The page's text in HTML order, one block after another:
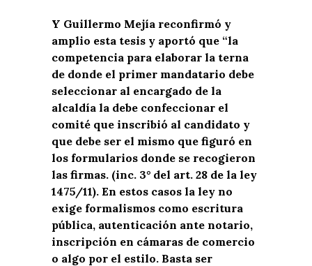
Y Guillermo Mejía reconfirmó y
amplio esta tesis y aportó que “la
competencia para elaborar la terna
de donde el primer mandatario debe
seleccionar al encargado de la
alcaldía la debe confeccionar el
comité que inscribió al candidato y
que debe ser el mismo que figuró en
los formularios donde se recogieron
las firmas. (inc. 3° del art. 28 de la ley
1475/11). En estos casos la ley no
exige formalismos como escritura
pública, autenticación ante notario,
inscripción en cámaras de comercio
o algo por el estilo. Basta ser